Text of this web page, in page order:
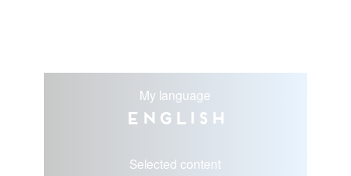
My language
English
Selected content